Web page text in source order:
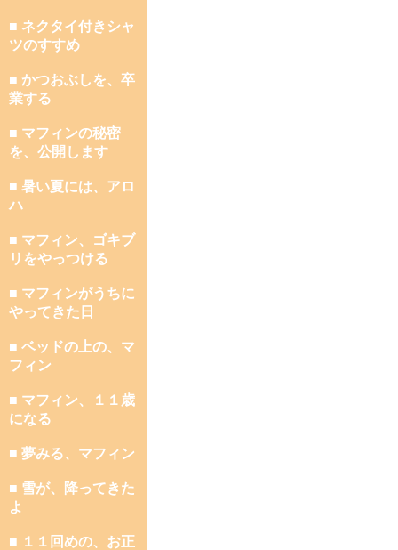
■ ネクタイ付きシャ
ツのすすめ
■ かつおぶしを、卒
業する
■ マフィンの秘密
を、公開します
■ 暑い夏には、アロ
ハ
■ マフィン、ゴキブ
リをやっつける
■ マフィンがうちに
やってきた日
■ ベッドの上の、マ
フィン
■ マフィン、１１歳
になる
■ 夢みる、マフィン
■ 雪が、降ってきた
よ
■ １１回めの、お正